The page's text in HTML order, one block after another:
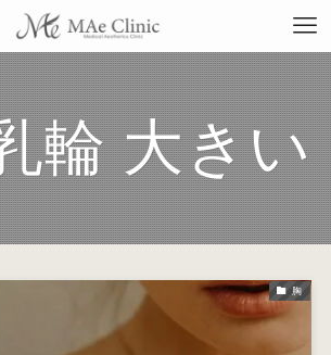
当
料
輪 大きい
胸